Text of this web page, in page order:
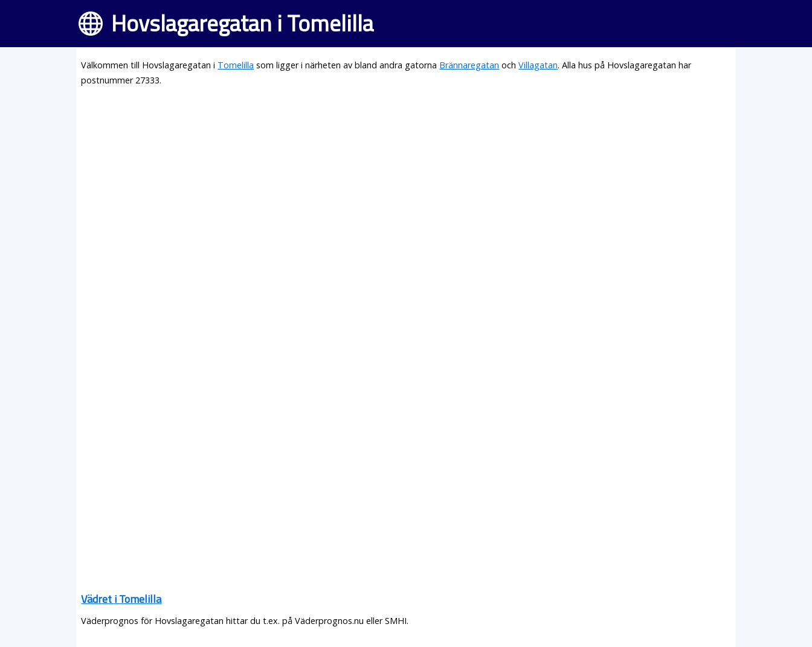
Hovslagaregatan i Tomelilla
Välkommen till Hovslagaregatan i Tomelilla som ligger i närheten av bland andra gatorna Brännaregatan ochVillagatan. Alla hus på Hovslagaregatan har
postnummer 27333.
Vädret i Tomelilla
Väderprognos för Hovslagaregatan hittar du t.ex. på Väderprognos.nu eller SMHI.